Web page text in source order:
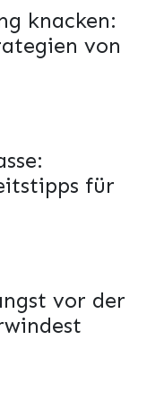
knacken:
von
für
vor der